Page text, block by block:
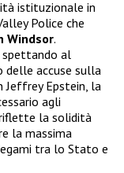
istituzionale in
Police che
Windsor.
spettando al
accuse sulla
Jeffrey Epstein, la
agli
la solidità
la massima
tra lo Stato e